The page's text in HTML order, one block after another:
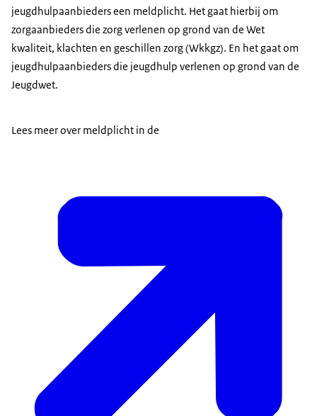
jeugdhulpaanbieders een meldplicht. Het gaat hierbij om
zorgaanbieders die zorg verlenen op grond van de Wet
kwaliteit, klachten en geschillen zorg (Wkkgz). En het gaat om
jeugdhulpaanbieders die jeugdhulp verlenen op grond van de
Jeugdwet.
Lees meer over meldplicht in de